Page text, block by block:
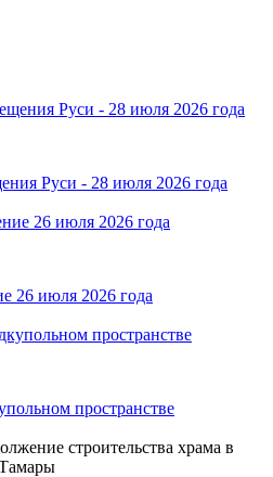
Руси - 28 июля 2026 года
26 июля 2026 года
пространстве
строительства храма в